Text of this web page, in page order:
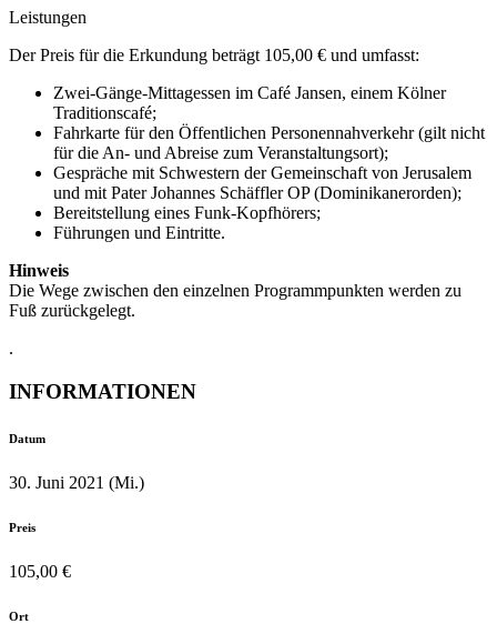
Leistungen
Der Preis für die Erkundung beträgt 105,00 € und umfasst:
Zwei-Gänge-Mittagessen im Café Jansen, einem Kölner
Traditionscafé;
Fahrkarte für den Öffentlichen Personennahverkehr (gilt nicht
für die An- und Abreise zum Veranstaltungsort);
Gespräche mit Schwestern der Gemeinschaft von Jerusalem
und mit Pater Johannes Schäffler OP (Dominikanerorden);
Bereitstellung eines Funk-Kopfhörers;
Führungen und Eintritte.
Hinweis
Die Wege zwischen den einzelnen Programmpunkten werden zu
Fuß zurückgelegt.
.
INFORMATIONEN
Datum
30. Juni 2021 (Mi.)
Preis
105,00 €
Ort